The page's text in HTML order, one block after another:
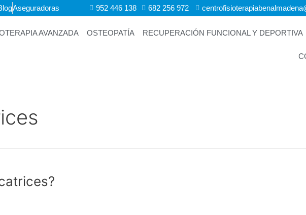
Aseguradoras 952 446 138 682 256 972 ​
AVANZADA OSTEOPATÍA RECUPERACIÓN FUNCIONAL Y DEPORTIVA